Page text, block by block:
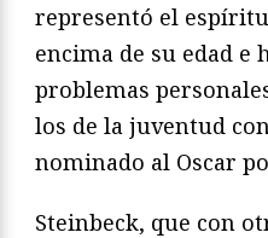
representó el
encima de su edad e
problemas
los de la juventud
nominado al Oscar
Steinbeck, que con